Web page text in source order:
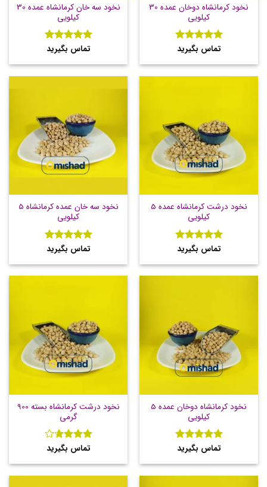
نخود کرمانشاه دوخان عمده 30
کیلویی
نمره 5از
تماس بگیرید
نخود سه خان کرمانشاه عمده 30
کیلویی
نمره 5از
تماس بگیرید
نخود درشت کرمانشاه عمده 5
کیلویی
نمره 5از
تماس بگیرید
نخود سه خان عمده کرمانشاه 5
کیلویی
نمره 5از
تماس بگیرید
نخود کرمانشاه دوخان عمده 5
کیلویی
نمره 5از
تماس بگیرید
نخود درشت کرمانشاه بسته 900
گرمی
نمره
5
تماس بگیرید